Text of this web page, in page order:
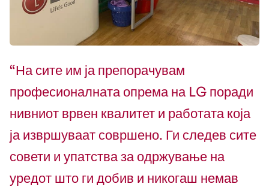
“На сите им ја препорачувам
професионалната опрема на LG поради
нивниот врвен квалитет и работата која
ја извршуваат совршено. Ги следев сите
совети и упатства за одржување на
уредот што ги добив и никогаш немав